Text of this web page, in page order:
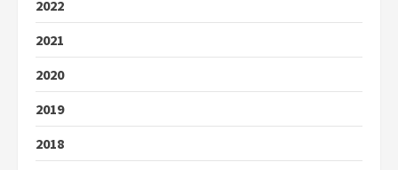
2022
2021
2020
2019
2018